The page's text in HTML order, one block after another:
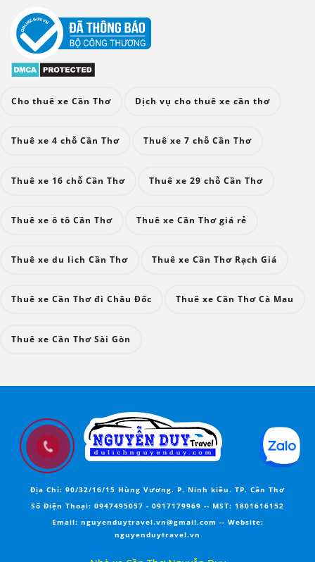
Cho thuê xe Cần Thơ Dịch vụ cho thuê xe cần thơ
Thuê xe 4 chỗ Cần Thơ Thuê xe 7 chỗ Cần Thơ
Thuê xe 16 chỗ Cần Thơ Thuê xe 29 chỗ Cần Thơ
Thuê xe ô tô Cần Thơ Thuê xe Cần Thơ giá rẻ
Thuê xe du lich Cần Thơ Thuê xe Cần Thơ Rạch Giá
Thuê xe Cần Thơ đi Châu Đốc Thuê xe Cần Thơ Cà Mau
Thuê xe Cần Thơ Sài Gòn
Địa Chỉ: 90/32/16/15 Hùng Vương. P. Ninh kiều. TP. Cần Thơ
Số Điện Thoại: 0947495057 - 0917179969 -- MST: 1801616152
Email: nguyenduytravel.vn@gmail.com -- Website:
nguyenduytravel.vn